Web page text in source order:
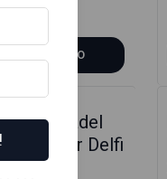
AL CARRO
|Bullpadel
Bullpadel
Jr Delfi